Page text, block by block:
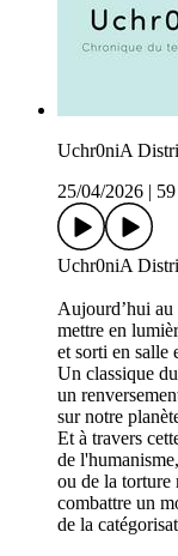
Uchr0niA
25/04/2026
Uchr0niA
Aujourd’hui au
mettre en
et sorti en salle
Un classique
un
sur notre
Et à travers
de
ou de la torture
combattre un
de la